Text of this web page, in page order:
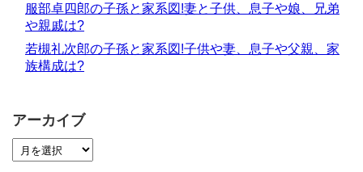
服部卓四郎の子孫と家系図!妻と子供、息子や娘、兄弟
や親戚は?
若槻礼次郎の子孫と家系図!子供や妻、息子や父親、家
族構成は?
アーカイブ